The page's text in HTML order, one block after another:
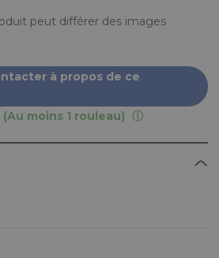
peut différer des images
à propos de ce
moins 1 rouleau)